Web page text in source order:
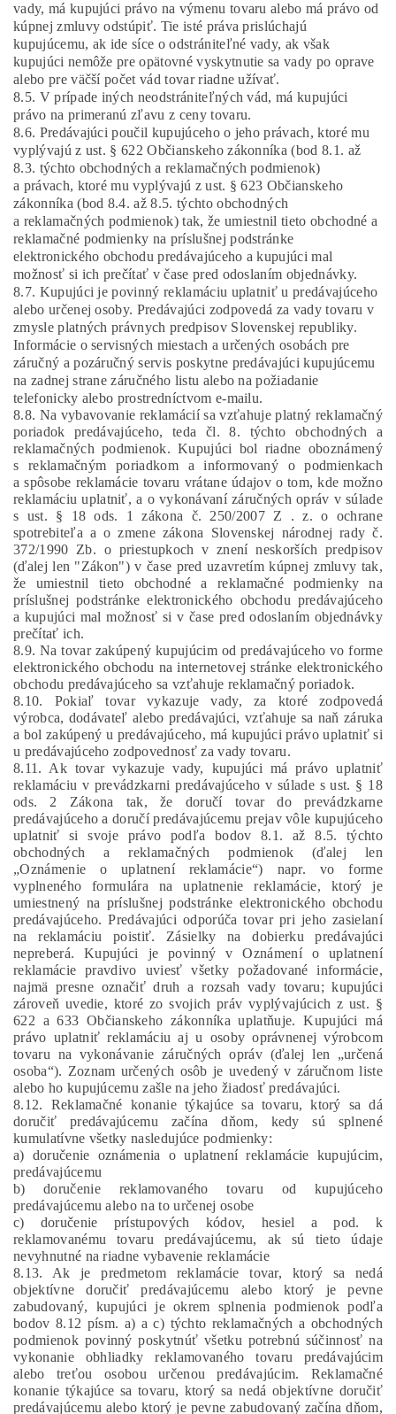
vady, má kupujúci právo na výmenu tovaru alebo má právo od
kúpnej zmluvy odstúpiť. Tie isté práva prislúchajú
kupujúcemu, ak ide síce o odstrániteľné vady, ak však
kupujúci nemôže pre opätovné vyskytnutie sa vady po oprave
alebo pre väčší počet vád tovar riadne užívať.
8.5. V prípade iných neodstrániteľných vád, má kupujúci
právo na primeranú zľavu z ceny tovaru.
8.6. Predávajúci poučil kupujúceho o jeho právach, ktoré mu
vyplývajú z ust. § 622 Občianskeho zákonníka (bod 8.1. až
8.3. týchto obchodných a reklamačných podmienok)
a právach, ktoré mu vyplývajú z ust. § 623 Občianskeho
zákonníka (bod 8.4. až 8.5. týchto obchodných
a reklamačných podmienok) tak, že umiestnil tieto obchodné a
reklamačné podmienky na príslušnej podstránke
elektronického obchodu predávajúceho a kupujúci mal
možnosť si ich prečítať v čase pred odoslaním objednávky.
8.7. Kupujúci je povinný reklamáciu uplatniť u predávajúceho
alebo určenej osoby. Predávajúci zodpovedá za vady tovaru v
zmysle platných právnych predpisov Slovenskej republiky.
Informácie o servisných miestach a určených osobách pre
záručný a pozáručný servis poskytne predávajúci kupujúcemu
na zadnej strane záručného listu alebo na požiadanie
telefonicky alebo prostredníctvom e-mailu.
8.8. Na vybavovanie reklamácií sa vzťahuje platný reklamačný
poriadok predávajúceho, teda čl. 8. týchto obchodných a
reklamačných podmienok. Kupujúci bol riadne oboznámený
s reklamačným poriadkom a informovaný o podmienkach
a spôsobe reklamácie tovaru vrátane údajov o tom, kde možno
reklamáciu uplatniť, a o vykonávaní záručných opráv v súlade
s ust. § 18 ods. 1 zákona č. 250/2007 Z . z. o ochrane
spotrebiteľa a o zmene zákona Slovenskej národnej rady č.
372/1990 Zb. o priestupkoch v znení neskorších predpisov
(ďalej len "Zákon") v čase pred uzavretím kúpnej zmluvy tak,
že umiestnil tieto obchodné a reklamačné podmienky na
príslušnej podstránke elektronického obchodu predávajúceho
a kupujúci mal možnosť si v čase pred odoslaním objednávky
prečítať ich.
8.9. Na tovar zakúpený kupujúcim od predávajúceho vo forme
elektronického obchodu na internetovej stránke elektronického
obchodu predávajúceho sa vzťahuje reklamačný poriadok.
8.10. Pokiaľ tovar vykazuje vady, za ktoré zodpovedá
výrobca, dodávateľ alebo predávajúci, vzťahuje sa naň záruka
a bol zakúpený u predávajúceho, má kupujúci právo uplatniť si
u predávajúceho zodpovednosť za vady tovaru.
8.11. Ak tovar vykazuje vady, kupujúci má právo uplatniť
reklamáciu v prevádzkarni predávajúceho v súlade s ust. § 18
ods. 2 Zákona tak, že doručí tovar do prevádzkarne
predávajúceho a doručí predávajúcemu prejav vôle kupujúceho
uplatniť si svoje právo podľa bodov 8.1. až 8.5. týchto
obchodných a reklamačných podmienok (ďalej len
„Oznámenie o uplatnení reklamácie“) napr. vo forme
vyplneného formulára na uplatnenie reklamácie, ktorý je
umiestnený na príslušnej podstránke elektronického obchodu
predávajúceho. Predávajúci odporúča tovar pri jeho zasielaní
na reklamáciu poistiť. Zásielky na dobierku predávajúci
nepreberá. Kupujúci je povinný v Oznámení o uplatnení
reklamácie pravdivo uviesť všetky požadované informácie,
najmä presne označiť druh a rozsah vady tovaru; kupujúci
zároveň uvedie, ktoré zo svojich práv vyplývajúcich z ust. §
622 a 633 Občianskeho zákonníka uplatňuje. Kupujúci má
právo uplatniť reklamáciu aj u osoby oprávnenej výrobcom
tovaru na vykonávanie záručných opráv (ďalej len „určená
osoba“). Zoznam určených osôb je uvedený v záručnom liste
alebo ho kupujúcemu zašle na jeho žiadosť predávajúci.
8.12. Reklamačné konanie týkajúce sa tovaru, ktorý sa dá
doručiť predávajúcemu začína dňom, kedy sú splnené
kumulatívne všetky nasledujúce podmienky:
a) doručenie oznámenia o uplatnení reklamácie kupujúcim,
predávajúcemu
b) doručenie reklamovaného tovaru od kupujúceho
predávajúcemu alebo na to určenej osobe
c) doručenie prístupových kódov, hesiel a pod. k
reklamovanému tovaru predávajúcemu, ak sú tieto údaje
nevyhnutné na riadne vybavenie reklamácie
8.13. Ak je predmetom reklamácie tovar, ktorý sa nedá
objektívne doručiť predávajúcemu alebo ktorý je pevne
zabudovaný, kupujúci je okrem splnenia podmienok podľa
bodov 8.12 písm. a) a c) týchto reklamačných a obchodných
podmienok povinný poskytnúť všetku potrebnú súčinnosť na
vykonanie obhliadky reklamovaného tovaru predávajúcim
alebo treťou osobou určenou predávajúcim. Reklamačné
konanie týkajúce sa tovaru, ktorý sa nedá objektívne doručiť
predávajúcemu alebo ktorý je pevne zabudovaný začína dňom,